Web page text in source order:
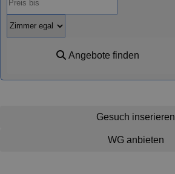
Angebote finden
Gesuch inserieren
WG anbieten